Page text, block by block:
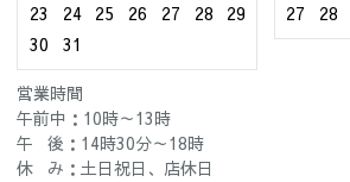
23
24 25 26 27 28
29
30
31
27
28
営業時間
午前中：10時～13時
午 後：14時30分～18時
休 み：土日祝日、店休日